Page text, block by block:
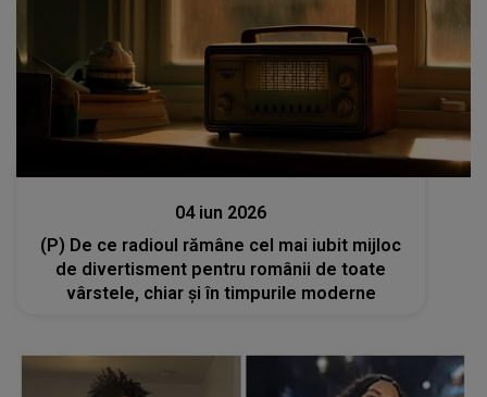
04 iun 2026
(P) De ce radioul rămâne cel mai iubit mijloc
de divertisment pentru românii de toate
vârstele, chiar și în timpurile moderne